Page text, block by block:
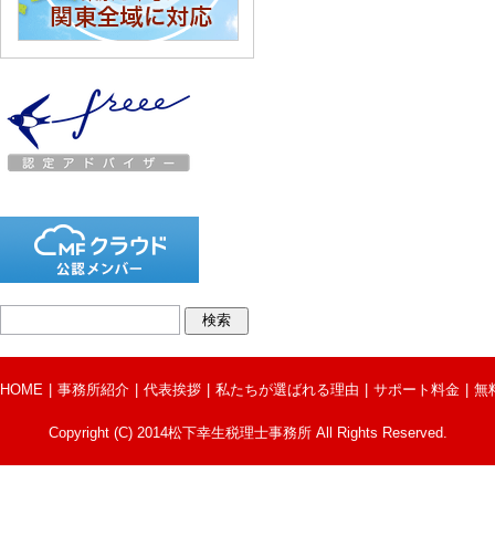
HOME 事務所紹介 代表挨拶 私たちが選ばれる理由 サポート料金 無
Copyright (C) 2014松下幸生税理士事務所 All Rights Reserved.